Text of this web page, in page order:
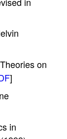
on
]
in